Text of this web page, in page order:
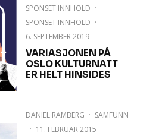
SPONSET INNHOLD ·
SPONSET INNHOLD ·
6. SEPTEMBER 2019
VARIASJONEN PÅ
OSLO KULTURNATT
ER HELT HINSIDES
DANIEL RAMBERG · SAMFUNN
· 11. FEBRUAR 2015